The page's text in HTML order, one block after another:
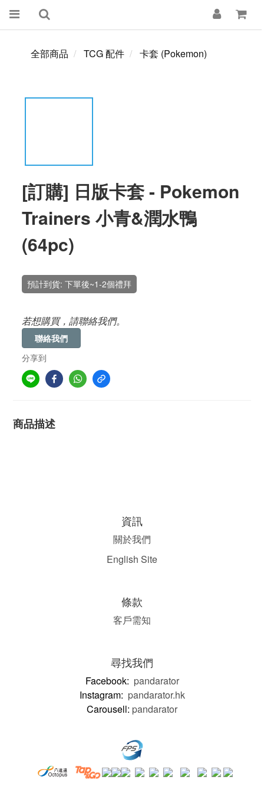
全部商品 TCG 配件 卡套 (Pokemon)
[訂購] 日版卡套 - Pokemon
Trainers 小青&潤水鴨
(64pc)
預計到貨: 下單後~1-2個禮拜
若想購買，請聯絡我們。
聯絡我們
分享到
商品描述
資訊
關於我們
English Site
條款
客戶需知
尋找我們
Facebook: pandarator
Instagram: pandarator.hk
Carousell: pandarator